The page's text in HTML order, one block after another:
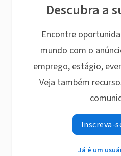
Descubra a
Encontre
mundo com o
emprego, estágio,
Veja também
Inscreva-
Já é um